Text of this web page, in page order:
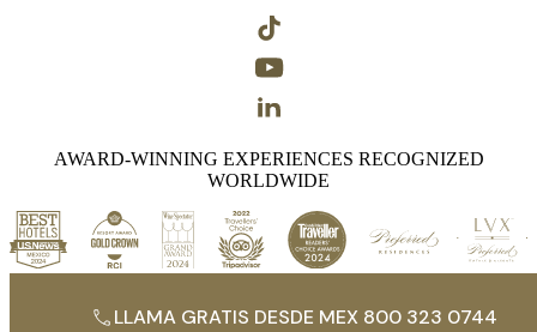
AWARD-WINNING EXPERIENCES RECOGNIZED
WORLDWIDE
LLAMA GRATIS DESDE MEX 800 323 0744